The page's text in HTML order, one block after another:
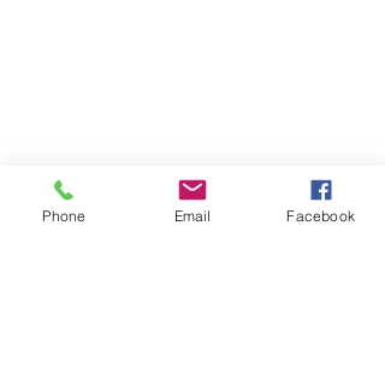
Phone Email Facebook